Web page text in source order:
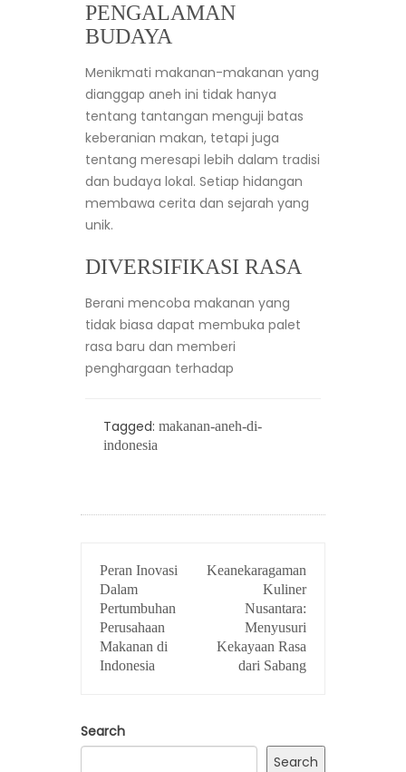
PENGALAMAN
BUDAYA
Menikmati makanan-makanan yang
dianggap aneh ini tidak hanya
tentang tantangan menguji batas
keberanian makan, tetapi juga
tentang meresapi lebih dalam tradisi
dan budaya lokal. Setiap hidangan
membawa cerita dan sejarah yang
unik.
DIVERSIFIKASI RASA
Berani mencoba makanan yang
tidak biasa dapat membuka palet
rasa baru dan memberi
penghargaan terhadap
Tagged: makanan-aneh-di-
indonesia
NAVIGATION
Peran Inovasi
Dalam
Pertumbuhan
Perusahaan
Makanan di
Indonesia
Keanekaragaman
Kuliner
Nusantara:
Menyusuri
Kekayaan Rasa
dari Sabang
Search
Search